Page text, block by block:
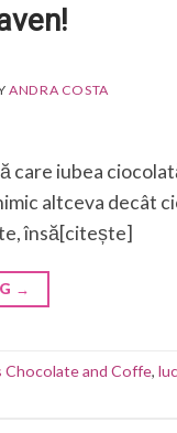
ANDRA COSTA
iubea
altceva decât
însă[citește]
→
Chocolate and Coffe,